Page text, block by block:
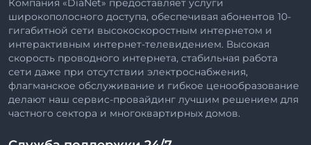
Компания «DiaNet» предоставляет услуги
широкополосного доступа, обеспечивая абонентов 10-
гигабитной сети высокоскоростным интернетом и
интерактивным интернет-телевидением. Высокая
скорость проводного интернета, стабильная работа
сети даже при отсутствии электроснабжения,
флагманское обслуживание и гибкое ценообразование
делают наш сервис-провайдинг лучшим решением для
частного сектора и многоквартирных домов.